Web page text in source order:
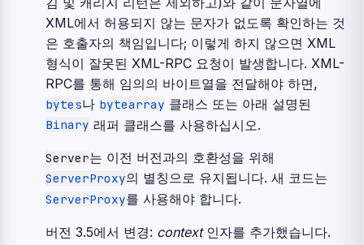
XML에서 허용되지 않는 문자가 없도록 확인하는 것
은 호출자의 책임입니다; 이렇게 하지 않으면 XML
형식이 잘못된 XML-RPC 요청이 발생합니다. XML-
RPC를 통해 임의의 바이트열을 전달해야 하면,
bytes나 bytearray 클래스 또는 아래 설명된
Binary 래퍼 클래스를 사용하십시오.
Server는 이전 버전과의 호환성을 위해
ServerProxy의 별칭으로 유지됩니다. 새 코드는
ServerProxy를 사용해야 합니다.
버전 3.5에서 변경: context인자를 추가했습니다.